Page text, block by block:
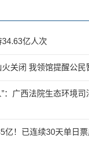
34.63亿人次
关闭 我领馆提醒公民
”：广西法院生态环境
亿！已连续30天单日